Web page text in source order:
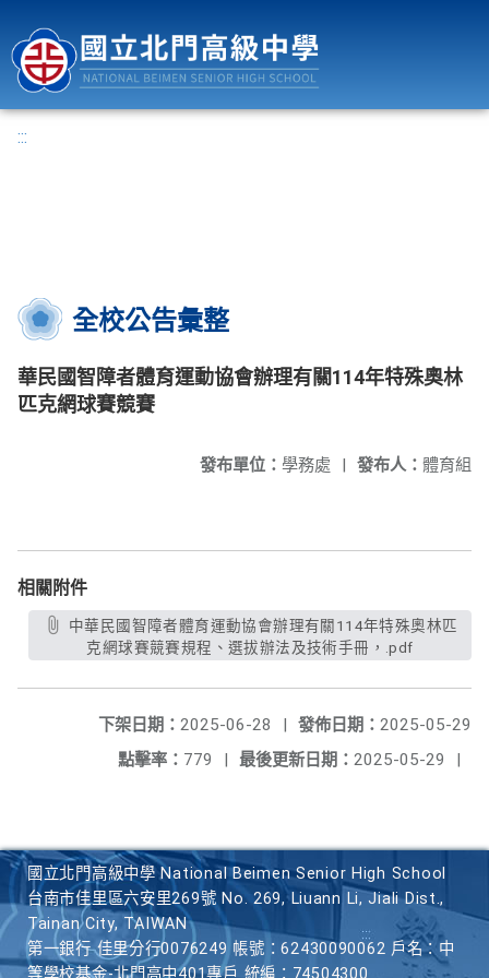
:::
全校公告彙整
華民國智障者體育運動協會辦理有關114年特殊奧林
匹克網球賽競賽
發布人： 體育組
發布單位： 學務處 |
相關附件
克網球賽競賽規程、選拔辦法及技術手冊，.pdf
發佈日期： 2025-05-29
下架日期： 2025-06-28
|
最後更新日期： 2025-05-29 |
點擊率： 779 |
國立北門高級中學 National Beimen Senior High School
台南市佳里區六安里269號 No. 269, Liuann Li, Jiali Dist.,
Tainan City, TAIWAN
第一銀行 佳里分行0076249 帳號：62430090062 戶名：中
等學校基金-北門高中401專戶 統編：74504300